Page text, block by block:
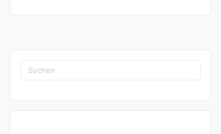
Suchen
nach: